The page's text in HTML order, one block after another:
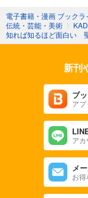
電子書籍・漫画 ブックラ
伝統・芸能・美術 〉
知れば知るほど面白い
新刊
ブ
ア
ア
メ
お